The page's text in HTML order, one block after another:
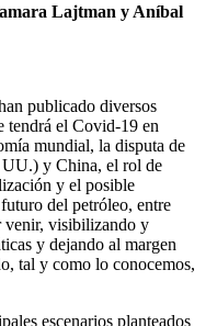
Lajtman y Aníbal
publicado diversos
tendrá el Covid-19 en
mundial, la disputa de
UU.) y China, el rol de
y el posible
del petróleo, entre
venir, visibilizando y
y dejando al margen
tal y como lo conocemos,
escenarios planteados